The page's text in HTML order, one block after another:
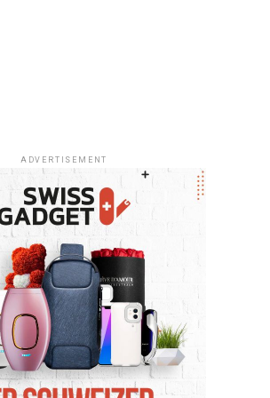
ADVERTISEMENT